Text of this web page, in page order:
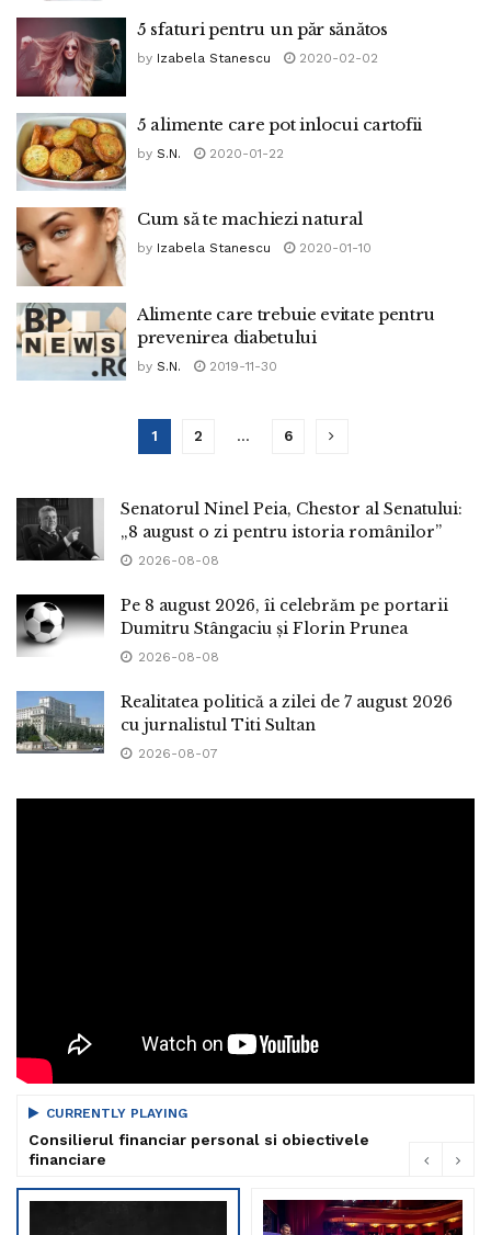
5 sfaturi pentru un păr sănătos
by Izabela Stanescu 2020-02-02
5 alimente care pot inlocui cartofii
by S.N. 2020-01-22
Cum să te machiezi natural
by Izabela Stanescu 2020-01-10
Alimente care trebuie evitate pentru
prevenirea diabetului
by S.N. 2019-11-30
1 2 … 6
Senatorul Ninel Peia, Chestor al Senatului:
„8 august o zi pentru istoria românilor”
2026-08-08
Pe 8 august 2026, îi celebrăm pe portarii
Dumitru Stângaciu și Florin Prunea
2026-08-08
Realitatea politică a zilei de 7 august 2026
cu jurnalistul Titi Sultan
2026-08-07
CURRENTLY PLAYING
Consilierul financiar personal si obiectivele
financiare